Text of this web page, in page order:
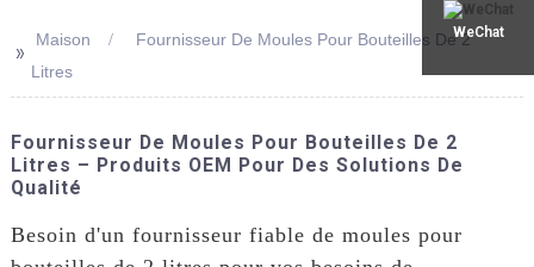
WeChat
>> Maison
Fournisseur De Moules Pour Bouteilles De 2
Litres
Fournisseur De Moules Pour Bouteilles De 2
Litres – Produits OEM Pour Des Solutions De
Qualité
Besoin d'un fournisseur fiable de moules pour